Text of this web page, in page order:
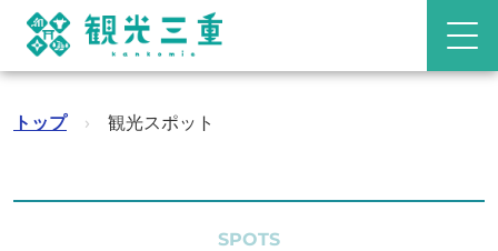
トップ › 観光スポット
SPOTS